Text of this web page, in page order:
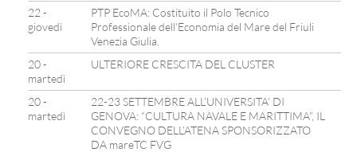
22 -
giovedì
PTP EcoMA: Costituito il Polo Tecnico
Professionale dell’Economia del Mare del Friuli
Venezia Giulia.
20 -
martedì
ULTERIORE CRESCITA DEL CLUSTER
20 -
martedì
22-23 SETTEMBRE ALL’UNIVERSITA’ DI
GENOVA: “CULTURA NAVALE E MARITTIMA”, IL
CONVEGNO DELL’ATENA SPONSORIZZATO
DA mareTC FVG